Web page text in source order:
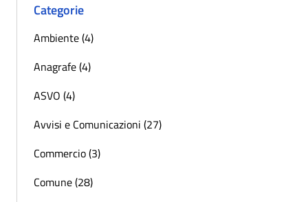
Categorie
Ambiente (4)
Anagrafe (4)
ASVO (4)
Avvisi e Comunicazioni (27)
Commercio (3)
Comune (28)